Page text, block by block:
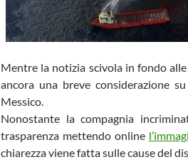
Mentre la notizia scivola in fondo
ancora una breve considerazione
Messico.
Nonostante la compagnia
trasparenza mettendo online
chiarezza viene fatta sulle cause del